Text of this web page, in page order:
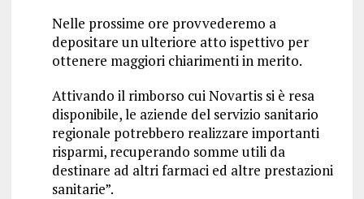
Nelle prossime ore provvederemo a
depositare un ulteriore atto ispettivo per
ottenere maggiori chiarimenti in merito.
Attivando il rimborso cui Novartis si è resa
disponibile, le aziende del servizio sanitario
regionale potrebbero realizzare importanti
risparmi, recuperando somme utili da
destinare ad altri farmaci ed altre prestazioni
sanitarie”.